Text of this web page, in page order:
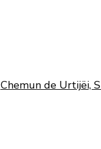
Chemun de Urtijëi,